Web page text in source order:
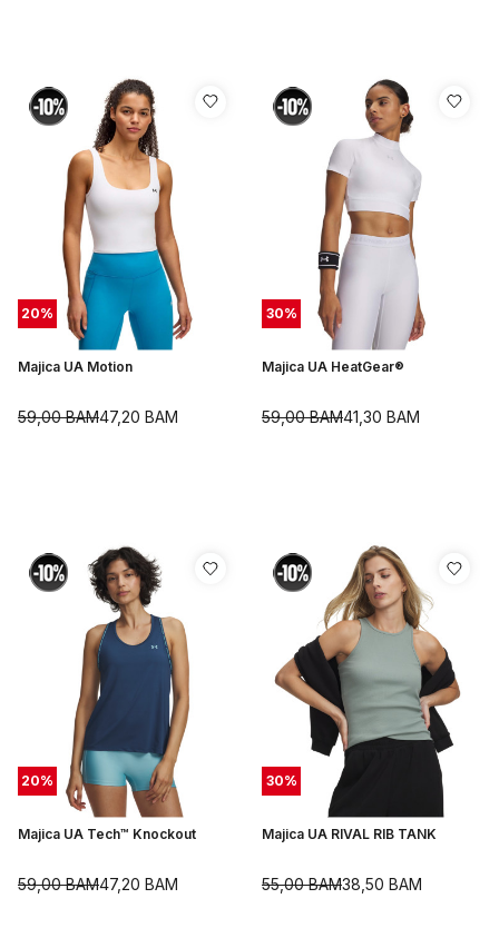
20%
Majica UA Motion
47,20 BAM
59,00BAM
30%
Majica UA HeatGear®
41,30 BAM
59,00BAM
20%
Majica UA Tech™ Knockout
47,20 BAM
59,00BAM
30%
Majica UA RIVAL RIB TANK
38,50 BAM
55,00BAM